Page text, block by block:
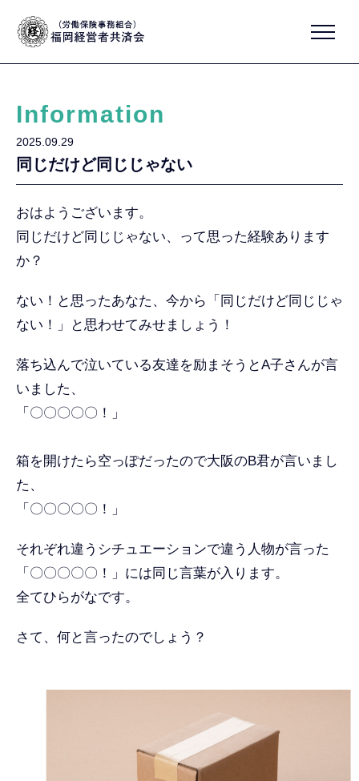
Information
2025.09.29
同じだけど同じじゃない
おはようございます。
同じだけど同じじゃない、って思った経験あります
か？
ない！と思ったあなた、今から「同じだけど同じじゃ
ない！」と思わせてみせましょう！
落ち込んで泣いている友達を励まそうとA子さんが言
いました、
「〇〇〇〇〇！」
箱を開けたら空っぽだったので大阪のB君が言いまし
た、
「〇〇〇〇〇！」
それぞれ違うシチュエーションで違う人物が言った
「〇〇〇〇〇！」には同じ言葉が入ります。
全てひらがなです。
さて、何と言ったのでしょう？